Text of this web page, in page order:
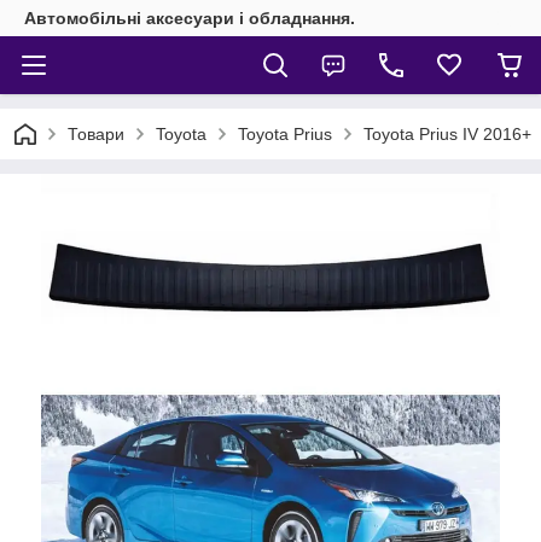
Автомобільні аксесуари і обладнання.
Товари Toyota Toyota Prius Toyota Prius IV 2016+